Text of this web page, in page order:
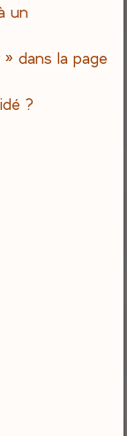
un
dans la page
?